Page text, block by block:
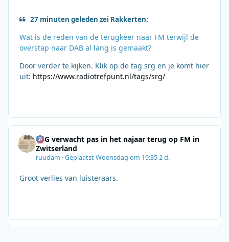
27 minuten geleden zei Rakkerten:
Wat is de reden van de terugkeer naar FM terwijl de
overstap naar DAB al lang is gemaakt?
Door verder te kijken. Klik op de tag srg en je komt hier
uit: https://www.radiotrefpunt.nl/tags/srg/
SRG verwacht pas in het najaar terug op FM in
Zwitserland
ruudam ·GeplaatstWoensdag om 19:352 d.
Groot verlies van luisteraars.